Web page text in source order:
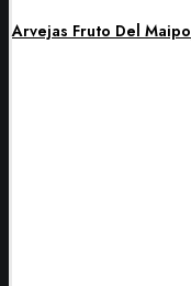
Arvejas Fruto Del Maipo